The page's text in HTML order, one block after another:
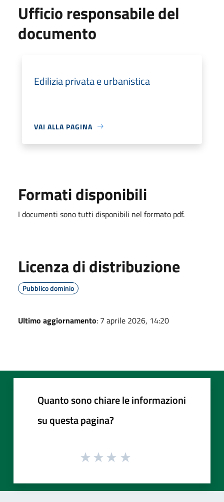
Ufficio responsabile del
documento
Edilizia privata e urbanistica
VAI ALLA PAGINA
Formati disponibili
I documenti sono tutti disponibili nel formato pdf.
Licenza di distribuzione
Pubblico dominio
Ultimo aggiornamento: 7 aprile 2026, 14:20
Quanto sono chiare le informazioni
su questa pagina?